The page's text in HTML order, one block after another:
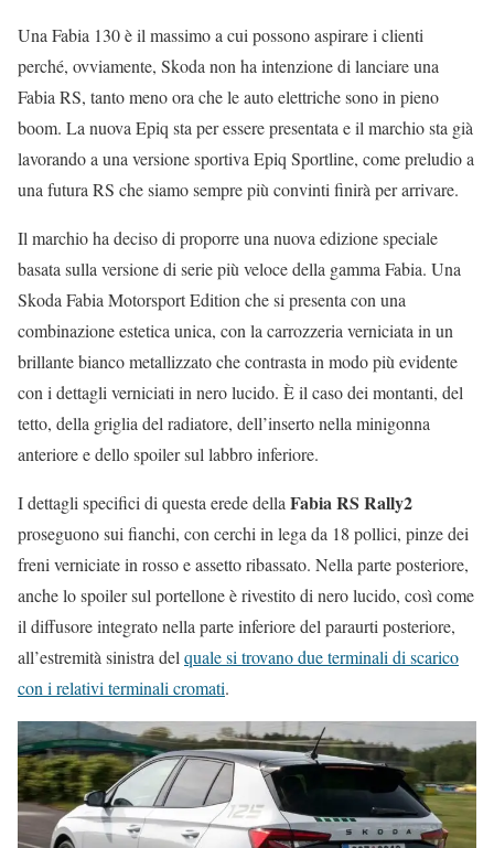
Una Fabia 130 è il massimo a cui possono aspirare i clienti
perché, ovviamente, Skoda non ha intenzione di lanciare una
Fabia RS, tanto meno ora che le auto elettriche sono in pieno
boom. La nuova Epiq sta per essere presentata e il marchio sta già
lavorando a una versione sportiva Epiq Sportline, come preludio a
una futura RS che siamo sempre più convinti finirà per arrivare.
Il marchio ha deciso di proporre una nuova edizione speciale
basata sulla versione di serie più veloce della gamma Fabia. Una
Skoda Fabia Motorsport Edition che si presenta con una
combinazione estetica unica, con la carrozzeria verniciata in un
brillante bianco metallizzato che contrasta in modo più evidente
con i dettagli verniciati in nero lucido. È il caso dei montanti, del
tetto, della griglia del radiatore, dell’inserto nella minigonna
anteriore e dello spoiler sul labbro inferiore.
I dettagli specifici di questa erede dellaFabia RS Rally2
proseguono sui fianchi, con cerchi in lega da 18 pollici, pinze dei
freni verniciate in rosso e assetto ribassato. Nella parte posteriore,
anche lo spoiler sul portellone è rivestito di nero lucido, così come
il diffusore integrato nella parte inferiore del paraurti posteriore,
all’estremità sinistra delquale si trovano due terminali di scarico
con i relativi terminali cromati.